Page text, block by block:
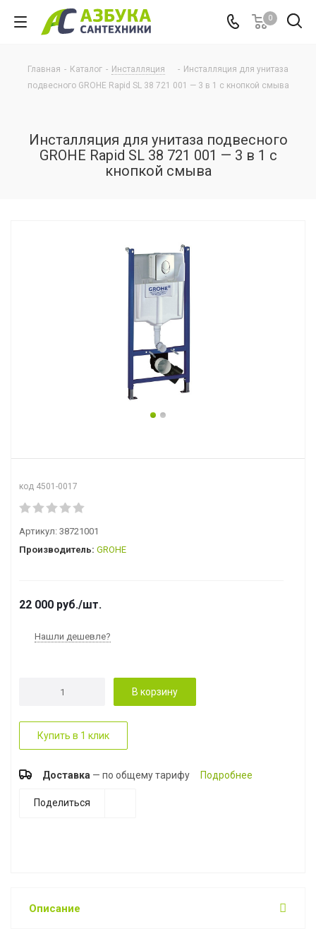
0
Главная - Каталог - Инсталляция - Инсталляция для унитаза
подвесного GROHE Rapid SL 38 721 001 — 3 в 1 с кнопкой смыва
Инсталляция для унитаза подвесного
GROHE Rapid SL 38 721 001 — 3 в 1 с
кнопкой смыва
код 4501-0017
Артикул: 38721001
Производитель: GROHE
22 000 руб./шт.
Нашли дешевле?
В корзину
Купить в 1 клик
Доставка — по общему тарифу Подробнее
Поделиться
Описание